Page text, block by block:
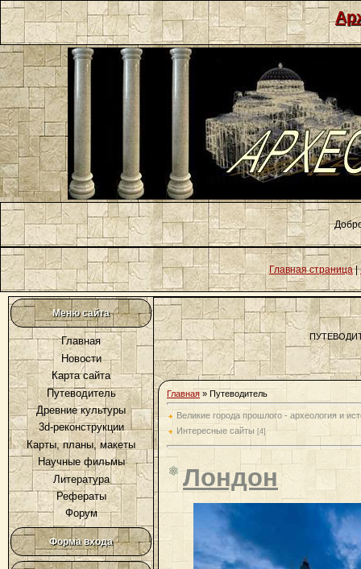
Главная страница|
Меню сайта
Главная
Новости
Карта сайта
Путеводитель
Древние культуры
3d-реконструкции
Карты, планы, макеты
Научные фильмы
Литература
Рефераты
Форум
Форма входа
Главная » Путеводитель
Великие города прошлого - археология и
Интересные сайты [4]
Лондон